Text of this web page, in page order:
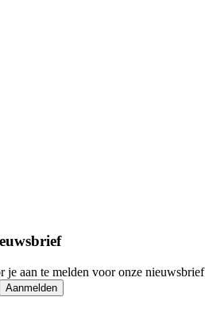
je aan te melden voor onze nieuwsbrief
Aanmelden